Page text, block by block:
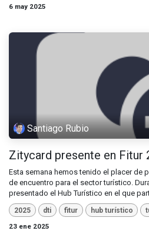
6 may 2025
Santiago Rubio
Zitycard presente en Fitur
Esta semana hemos tenido el placer de
de encuentro para el sector turístico.
presentado el Hub Turístico en el que
2025 dti fitur hub turístico
23 ene 2025